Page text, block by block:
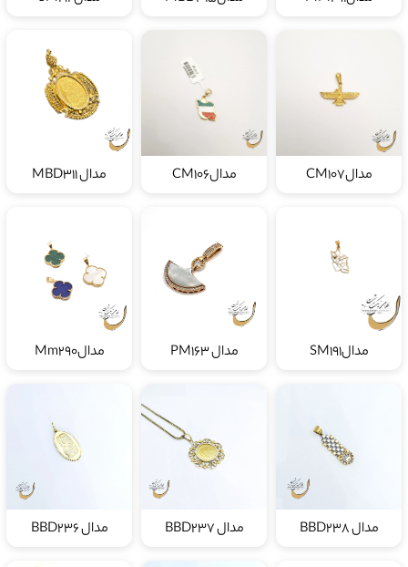
مدالCM107 مدالCM106 مدال MBD311
مدالSM191 مدال PM163 مدالMm290
مدال BBD238 مدال BBD237 مدال BBD236